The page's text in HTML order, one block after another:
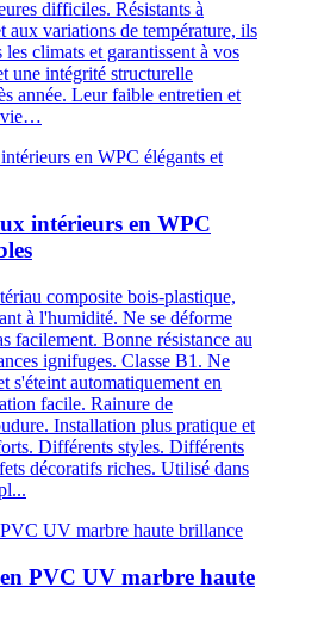
difficiles. Résistants à
aux variations de température, ils
climats et garantissent à vos
une intégrité structurelle
année. Leur faible entretien et
vie…
intérieurs en WPC
composite bois-plastique,
à l'humidité. Ne se déforme
facilement. Bonne résistance au
ignifuges. Classe B1. Ne
s'éteint automatiquement en
facile. Rainure de
Installation plus pratique et
Différents styles. Différents
décoratifs riches. Utilisé dans
PVC UV marbre haute